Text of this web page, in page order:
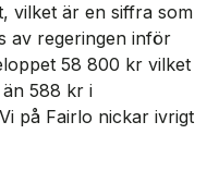
vilket är en siffra som
av regeringen inför
58 800 kr vilket
588 kr i
på Fairlo nickar ivrigt